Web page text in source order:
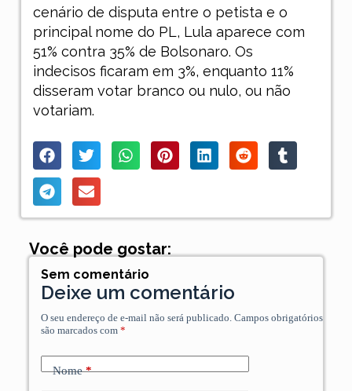
cenário de disputa entre o petista e o
principal nome do PL, Lula aparece com
51% contra 35% de Bolsonaro. Os
indecisos ficaram em 3%, enquanto 11%
disseram votar branco ou nulo, ou não
votariam.
Você pode gostar:
Sem comentário
Deixe um comentário
O seu endereço de e-mail não será publicado. Campos obrigatórios
são marcados com *
Nome*